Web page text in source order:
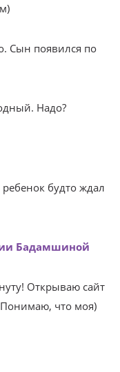
Сын появился по
Надо?
будто ждал
Бадамшиной
Открываю сайт
что моя)